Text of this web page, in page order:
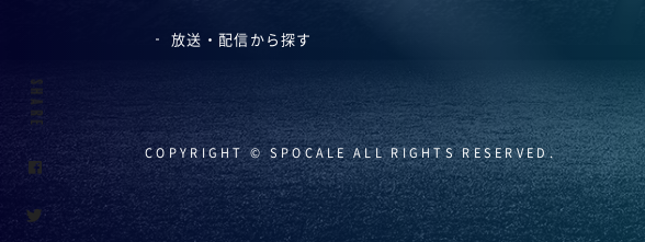
放送・配信から探す
COPYRIGHT © SPOCALE ALL RIGHTS RESERVED.
SHARE